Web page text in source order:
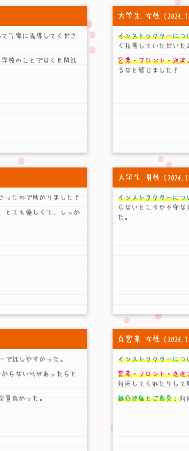
丁寧に指導してくださ
校のことでなく世間話
大学生 女性 （
インストラクターにつ
く指導していただいた
営業・フロント・送迎
るなと感じました！
ったので助かりました！
とても優しくて、しっか
大学生 男性 （
インストラクターにつ
らないところや不安
た。
で話しやすかった。
らない時があったらと
員良かった。
自営業 女性 （
インストラクターにつ
営業・フロント・送迎
対応してくれたりして
総合評価とご意見：対